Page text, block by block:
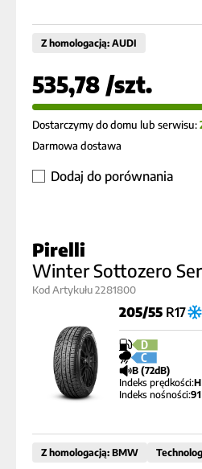
Z homologacją: AUDI
535,78 /szt.
Dostarczymy do domu lub serwisu:
Darmowa dostawa
Dodaj do porównania
Pirelli
Winter Sottozero
Kod Artykułu 2281800
205/55R17
D
C
B (72dB)
Indeks prędkości:H
Indeks nośności:91
Z homologacją: BMW